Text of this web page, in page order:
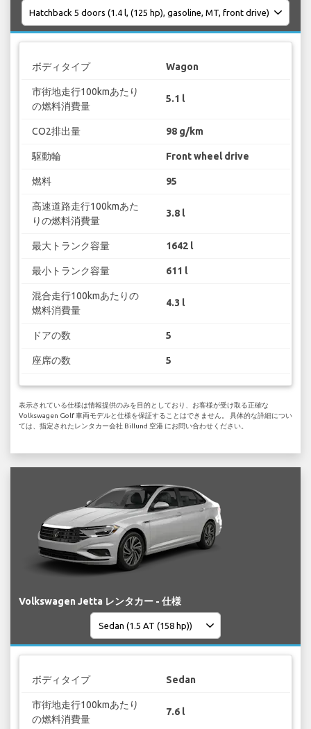
ボディタイプ Wagon
市街地走行100kmあたり
の燃料消費量
5.1 l
CO2排出量 98 g/km
駆動輪 Front wheel drive
燃料 95
高速道路走行100kmあた
りの燃料消費量
3.8 l
最大トランク容量 1642 l
最小トランク容量 611 l
混合走行100kmあたりの
燃料消費量
4.3 l
ドアの数 5
座席の数 5
表示されている仕様は情報提供のみを目的としており、お客様が受け取る正確な
Volkswagen Golf 車両モデルと仕様を保証することはできません。 具体的な詳細につい
ては、指定されたレンタカー会社 Billund 空港 にお問い合わせください。
Volkswagen Jetta レンタカー - 仕様
ボディタイプ Sedan
市街地走行100kmあたり
の燃料消費量
7.6 l